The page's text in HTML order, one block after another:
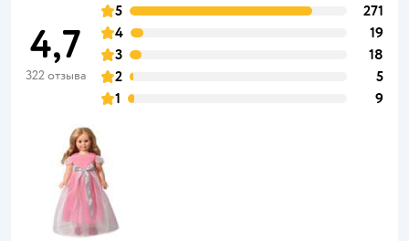
4,7
322 отзыва
5
271
4
19
3
18
2
5
1
9